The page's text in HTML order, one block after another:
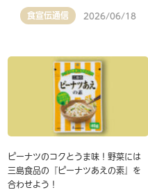
食宣伝通信 2026/06/18
ピーナツのコクとうま味！野菜には
三島食品の『ピーナツあえの素』を
合わせよう！